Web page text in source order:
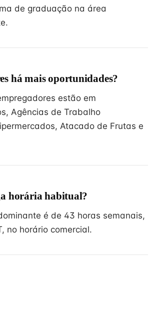
de graduação na área
há mais oportunidades?
estão em
Agências de Trabalho
Atacado de Frutas e
horária habitual?
é de 43 horas semanais,
no horário comercial.